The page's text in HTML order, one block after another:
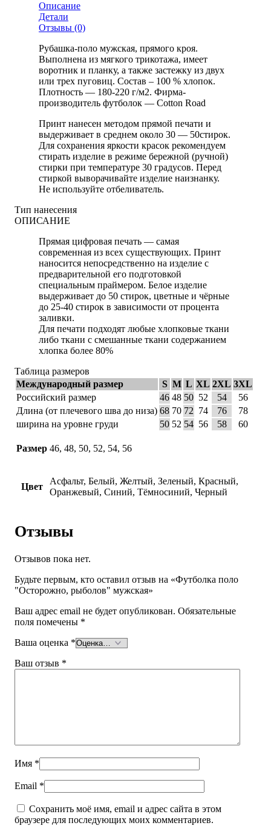
Описание
Детали
Отзывы (0)
Рубашка-поло мужская, прямого кроя.
Выполнена из мягкого трикотажа, имеет
воротник и планку, а также застежку из двух
или трех пуговиц. Состав – 100 % хлопок.
Плотность — 180-220 г/м2. Фирма-
производитель футболок — Cotton Road
Принт нанесен методом прямой печати и
выдерживает в среднем около 30 — 50стирок.
Для сохранения яркости красок рекомендуем
стирать изделие в режиме бережной (ручной)
стирки при температуре 30 градусов. Перед
стиркой выворачивайте изделие наизнанку.
Не используйте отбеливатель.
Тип нанесения
ОПИСАНИЕ
Прямая цифровая печать — самая
современная из всех существующих. Принт
наносится непосредственно на изделие с
предварительной его подготовкой
специальным праймером. Белое изделие
выдерживает до 50 стирок, цветные и чёрные
до 25-40 стирок в зависимости от процента
заливки.
Для печати подходят любые хлопковые ткани
либо ткани с смешанные ткани содержанием
хлопка более 80%
Таблица размеров
Международный размер
S M L XL 2XL 3XL
Российский размер
46 48 50 52 54
56
Длина (от плечевого шва до низа) 68 70 72 74 76
78
ширина на уровне груди
50 52 54 56 58 60
Размер 46, 48, 50, 52, 54, 56
Цвет
Асфальт, Белый, Желтый, Зеленый, Красный,
Оранжевый, Синий, Тёмносиний, Черный
Отзывы
Отзывов пока нет.
Будьте первым, кто оставил отзыв на «Футболка поло
"Осторожно, рыболов" мужская»
Ваш адрес email не будет опубликован. Обязательные
поля помечены *
Ваша оценка *
Ваш отзыв *
Имя *
Email *
Сохранить моё имя, email и адрес сайта в этом
браузере для последующих моих комментариев.